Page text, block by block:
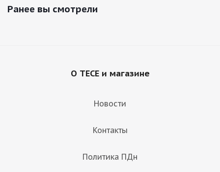
Ранее вы смотрели
О TECE и магазине
Новости
Контакты
Политика ПДн